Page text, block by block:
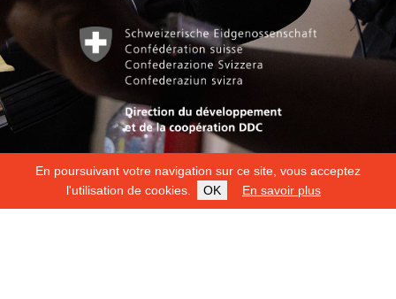
En poursuivant votre navigation sur ce site, vous acceptez
l'utilisation de cookies.
OK En savoir plus